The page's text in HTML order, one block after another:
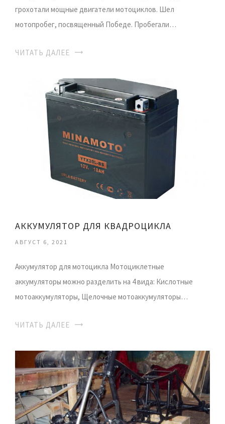
грохотали мощные двигатели мотоциклов. Шел
мотопробег, посвященный Победе. Пробегали…
ЧИТАТЬ ДАЛЕЕ
АККУМУЛЯТОР ДЛЯ КВАДРОЦИКЛА
АВГУСТ 6, 2021
Аккумулятор для мотоцикла Мотоциклетные
аккумуляторы можно разделить на 4 вида: Кислотные
мотоаккумуляторы, Щелочные мотоаккумуляторы…
ЧИТАТЬ ДАЛЕЕ